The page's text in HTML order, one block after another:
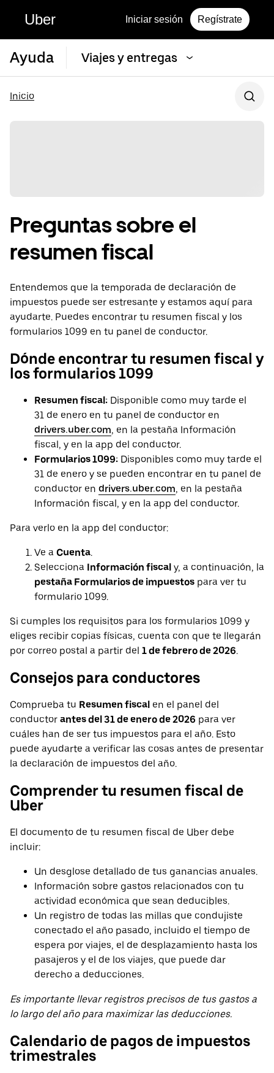
Uber Iniciar sesión Regístrate
Ayuda Viajes y entregas
Inicio
Preguntas sobre el
resumen fiscal
Entendemos que la temporada de declaración de
impuestos puede ser estresante y estamos aquí para
ayudarte. Puedes encontrar tu resumen fiscal y los
formularios 1099 en tu panel de conductor.
Dónde encontrar tu resumen fiscal y
los formularios 1099
Resumen fiscal: Disponible como muy tarde el
31 de enero en tu panel de conductor en
drivers.uber.com, en la pestaña Información
fiscal, y en la app del conductor.
Formularios 1099: Disponibles como muy tarde el
31 de enero y se pueden encontrar en tu panel de
conductor en drivers.uber.com, en la pestaña
Información fiscal, y en la app del conductor.
Para verlo en la app del conductor:
Ve a Cuenta.
Selecciona Información fiscal y, a continuación, la
pestaña Formularios de impuestos para ver tu
formulario 1099.
Si cumples los requisitos para los formularios 1099 y
eliges recibir copias físicas, cuenta con que te llegarán
por correo postal a partir del 1 de febrero de 2026.
Consejos para conductores
Comprueba tu Resumen fiscal en el panel del
conductor antes del 31 de enero de 2026 para ver
cuáles han de ser tus impuestos para el año. Esto
puede ayudarte a verificar las cosas antes de presentar
la declaración de impuestos del año.
Comprender tu resumen fiscal de
Uber
El documento de tu resumen fiscal de Uber debe
incluir:
Un desglose detallado de tus ganancias anuales.
Información sobre gastos relacionados con tu
actividad económica que sean deducibles.
Un registro de todas las millas que condujiste
conectado el año pasado, incluido el tiempo de
espera por viajes, el de desplazamiento hasta los
pasajeros y el de los viajes, que puede dar
derecho a deducciones.
Es importante llevar registros precisos de tus gastos a
lo largo del año para maximizar las deducciones.
Calendario de pagos de impuestos
trimestrales